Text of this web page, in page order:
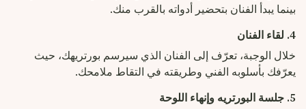
بينما يبدأ الفنان بتحضير أدواته بالقرب منك.
4. لقاء الفنان
خلال الوجبة، تعرّف إلى الفنان الذي سيرسم بورتريهك، حيث
يعرّفك بأسلوبه الفني وطريقته في التقاط ملامحك.
5. جلسة البورتريه وإنهاء اللوحة